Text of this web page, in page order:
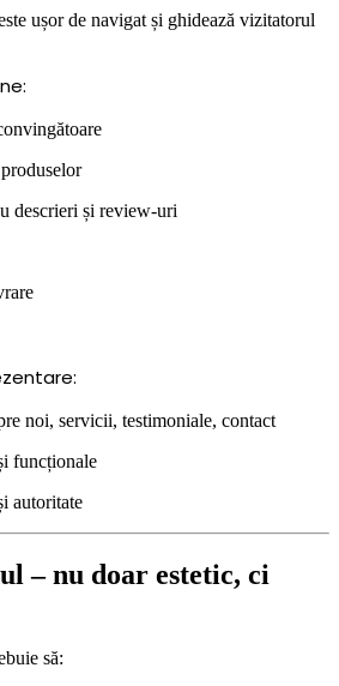
ușor de navigat și ghidează vizitatorul
descrieri și review-uri
noi, servicii, testimoniale, contact
funcționale
autoritate
– nu doar estetic, ci
să: